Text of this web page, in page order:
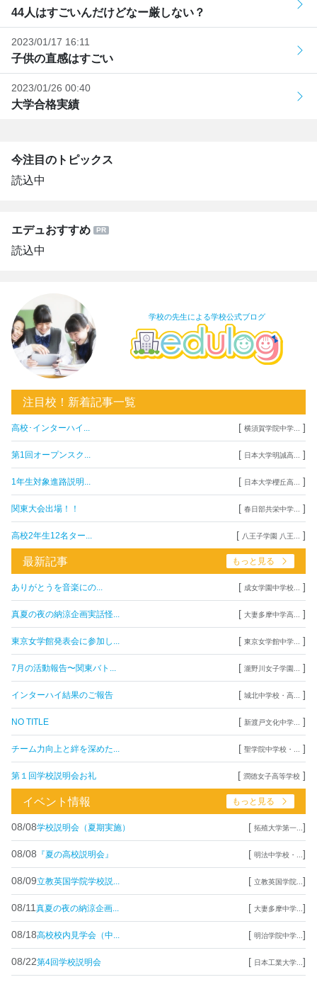
44人はすごいんだけどなー厳しない？
2023/01/17 16:11
子供の直感はすごい
2023/01/26 00:40
大学合格実績
今注目のトピックス
読込中
エデュおすすめ
読込中
学校の先生による学校公式ブログ
注目校！新着記事一覧
高校･インターハイ... [ 横須賀学院中学... ]
第1回オープンスク... [ 日本大学明誠高... ]
1年生対象進路説明... [ 日本大学櫻丘高... ]
関東大会出場！！ [ 春日部共栄中学... ]
高校2年生12名ター... [ 八王子学園 八王... ]
最新記事 もっと見る
ありがとうを音楽にの... [ 成女学園中学校... ]
真夏の夜の納涼企画実話怪... [ 大妻多摩中学高... ]
東京女学館発表会に参加し... [ 東京女学館中学... ]
7月の活動報告〜関東バト... [ 瀧野川女子学園... ]
インターハイ結果のご報告 [ 城北中学校・高... ]
NO TITLE [ 新渡戸文化中学... ]
チーム力向上と絆を深めた... [ 聖学院中学校・... ]
第１回学校説明会お礼 [ 潤徳女子高等学校 ]
イベント情報 もっと見る
08/08学校説明会（夏期実施） [ 拓殖大学第一... ]
08/08 『夏の高校説明会』 [ 明法中学校・... ]
08/09立教英国学院学校説... [ 立教英国学院... ]
08/11 真夏の夜の納涼企画... [ 大妻多摩中学... ]
08/18高校校内見学会（中... [ 明治学院中学... ]
08/22第4回学校説明会 [ 日本工業大学... ]